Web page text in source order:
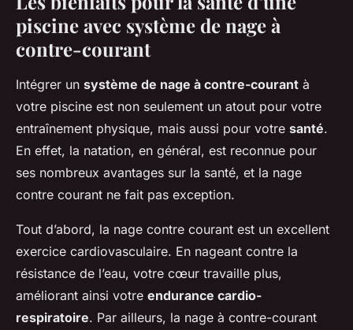
piscine avec système de nage à
contre-courant
Intégrer un système de nage à contre-courant à
votre piscine est non seulement un atout pour votre
entraînement physique, mais aussi pour votre santé.
En effet, la natation, en général, est reconnue pour
ses nombreux avantages sur la santé, et la nage
contre courant ne fait pas exception.
Tout d’abord, la nage contre courant est un excellent
exercice cardiovasculaire. En nageant contre la
résistance de l’eau, votre cœur travaille plus,
améliorant ainsi votre endurance cardio-
respiratoire. Par ailleurs, la nage à contre-courant